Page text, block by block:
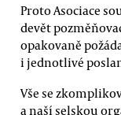
Proto Asociace
devět
opakovaně
i jednotlivé
Vše se
a naší selskou